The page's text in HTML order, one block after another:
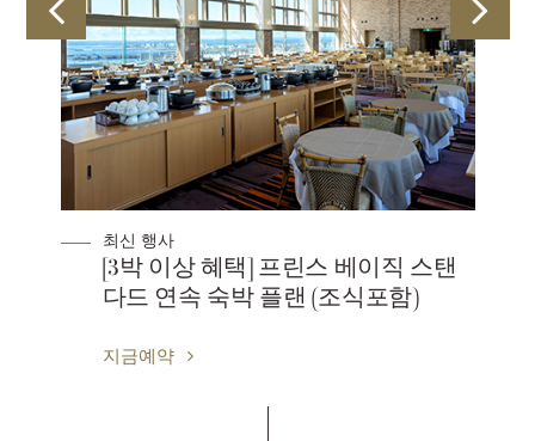
최신 행사
[3박 이상 혜택] 프린스 베이직 스탠
다드 연속 숙박 플랜 (조식포함)
지금예약